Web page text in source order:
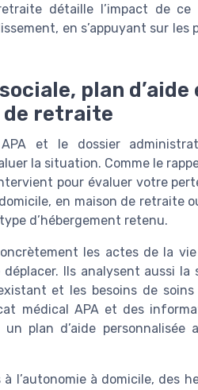
détaille l’impact de
en s’appuyant sur
plan
de retraite
et le dossier
la situation. Comme le
pour évaluer votre
en maison de retraite
d’hébergement retenu.
les actes de la
déplacer. Ils analysent aussi
et les besoins de
médical APA et des
un plan d’aide
l’autonomie à domicile, des